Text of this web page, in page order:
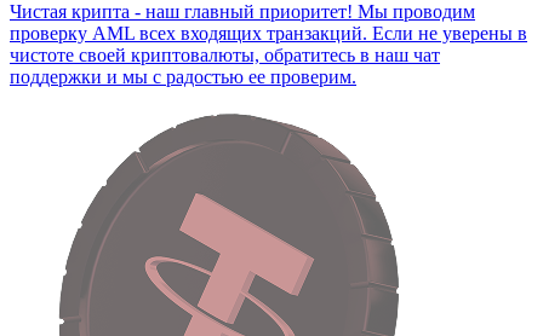
Чистая крипта - наш главный приоритет! Мы проводим
проверку AML всех входящих транзакций. Если не уверены в
чистоте своей криптовалюты, обратитесь в наш чат
поддержки и мы с радостью ее проверим.